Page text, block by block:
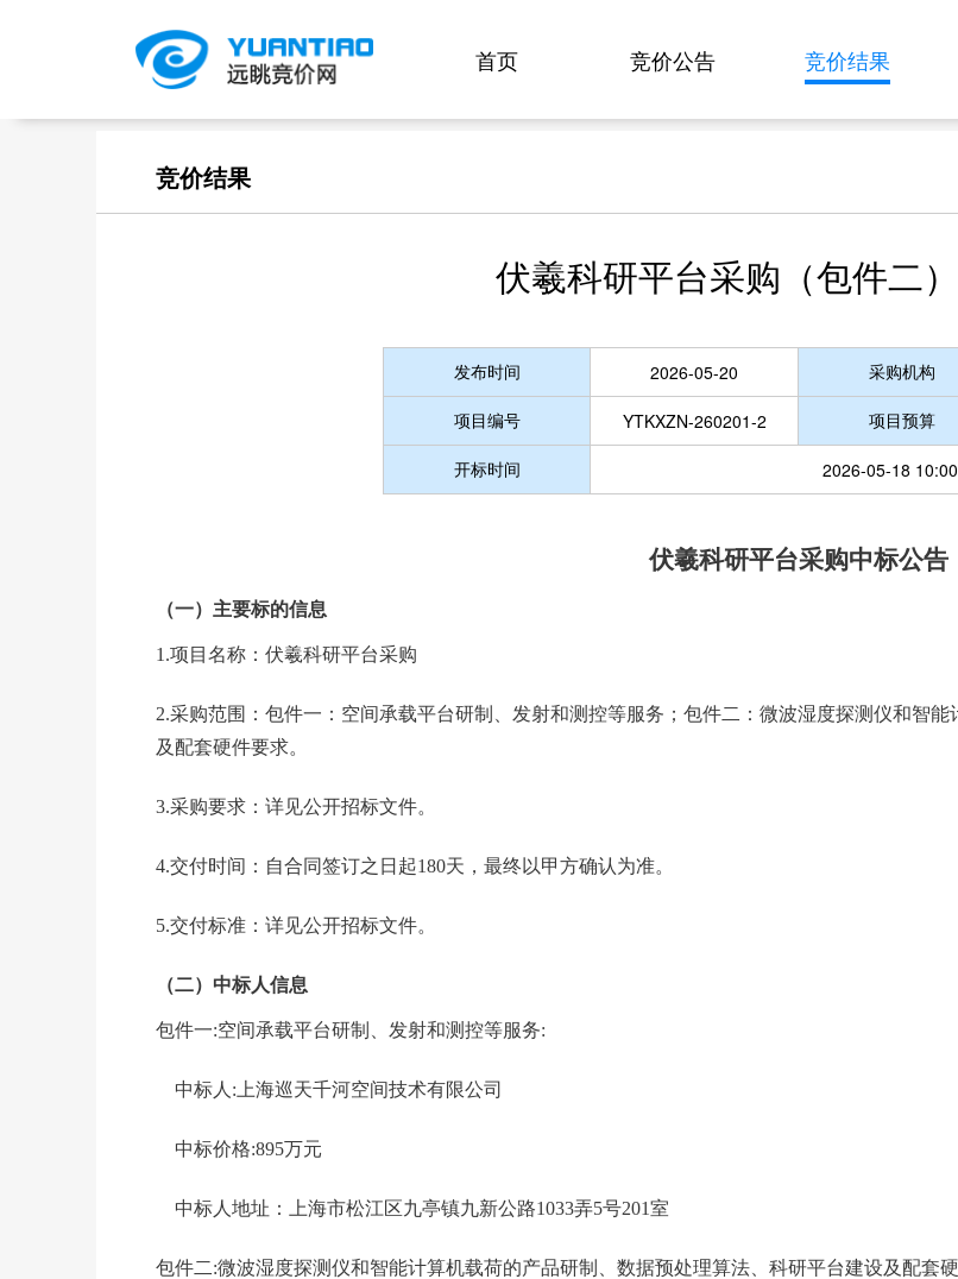
首页 竞价公告 竞价结果
竞价结果
伏羲科研平台采购（包件二
发布时间 2026-05-20 采购机构
项目编号 YTKXZN-260201-2 项目预算
开标时间 2026-05-18
伏羲科研平台采购中标公告
（一）主要标的信息
1.项目名称：伏羲科研平台采购
2.采购范围：包件一：空间承载平台研制、发射和测控等服务；包件二：微波湿度探测仪和智
及配套硬件要求。
3.采购要求：详见公开招标文件。
4.交付时间：自合同签订之日起180天，最终以甲方确认为准。
5.交付标准：详见公开招标文件。
（二）中标人信息
包件一:空间承载平台研制、发射和测控等服务:
中标人:上海巡天千河空间技术有限公司
中标价格:895万元
中标人地址：上海市松江区九亭镇九新公路1033弄5号201室
包件二:微波湿度探测仪和智能计算机载荷的产品研制、数据预处理算法、科研平台建设及配套